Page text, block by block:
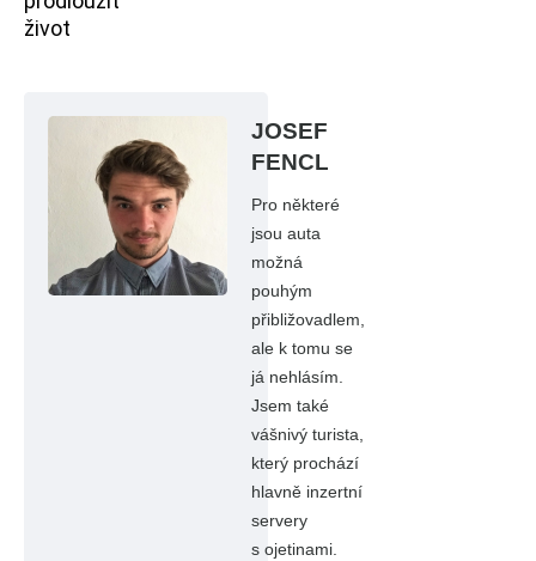
život
JOSEF
FENCL
Pro některé
jsou auta
možná
pouhým
přibližovadlem,
ale k tomu se
já nehlásím.
Jsem také
vášnivý turista,
který prochází
hlavně inzertní
servery
s ojetinami.